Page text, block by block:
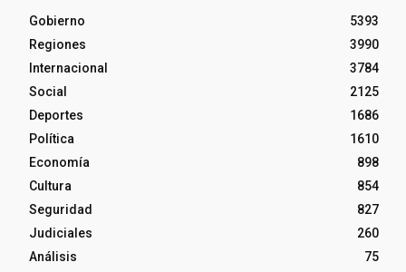
Gobierno
5393
Regiones
3990
Internacional
3784
Social
2125
Deportes
1686
Política
1610
Economía
898
Cultura
854
Seguridad
827
Judiciales
260
Análisis
75